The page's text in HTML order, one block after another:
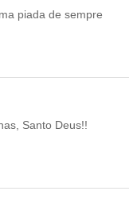
piada de sempre
Santo Deus!!